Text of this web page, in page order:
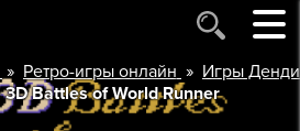
» Ретро-игры онлайн » Игры Денди
3D Battles of World Runner